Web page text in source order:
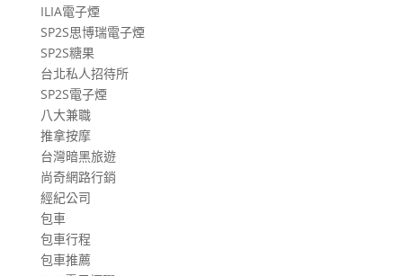
ILIA電子煙
SP2S思博瑞電子煙
SP2S糖果
台北私人招待所
SP2S電子煙
八大兼職
推拿按摩
台灣暗黑旅遊
尚奇網路行銷
經紀公司
包車
包車行程
包車推薦